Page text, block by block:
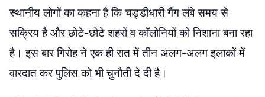
स्थानीय लोगों का कहना है कि चड्डीधारी गैंग लंबे समय से
सक्रिय है और छोटे-छोटे शहरों व कॉलोनियों को निशाना बना रहा
है। इस बार गिरोह ने एक ही रात में तीन अलग-अलग इलाकों में
वारदात कर पुलिस को भी चुनौती दे दी है।